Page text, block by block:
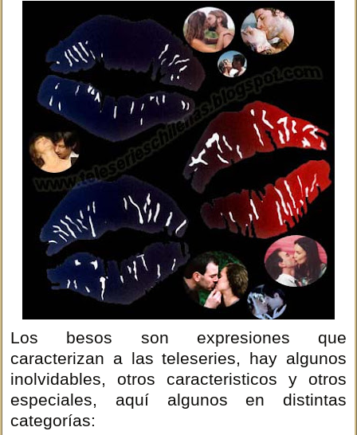
Los besos son expresiones que
caracterizan a las teleseries, hay algunos
inolvidables, otros caracteristicos y otros
especiales, aquí algunos en distintas
categorías: